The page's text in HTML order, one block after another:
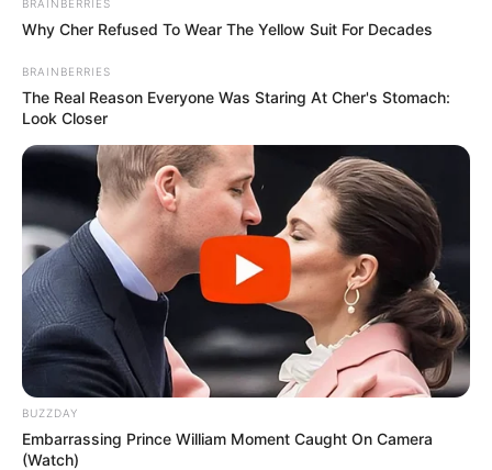
BRAINBERRIES
Why Cher Refused To Wear The Yellow Suit For Decades
BRAINBERRIES
The Real Reason Everyone Was Staring At Cher's Stomach:
Look Closer
BUZZDAY
Embarrassing Prince William Moment Caught On Camera
(Watch)